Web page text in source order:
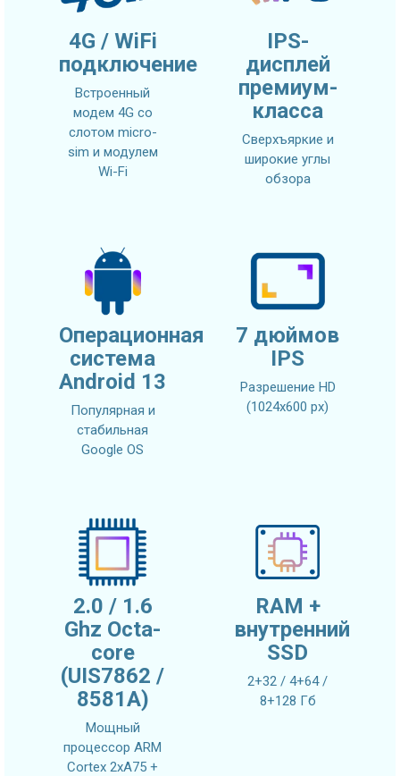
4G / WiFi
подключение
Встроенный
модем 4G со
слотом micro-
sim и модулем
Wi-Fi
IPS-
дисплей
премиум-
класса
Сверхъяркие и
широкие углы
обзора
Операционная
система
Android 13
Популярная и
стабильная
Google OS
7 дюймов
IPS
Разрешение HD
(1024х600 px)
2.0 / 1.6
Ghz Octa-
core
(UIS7862 /
8581A)
Мощный
процессор ARM
Cortex 2xA75 +
RAM +
внутренний
SSD
2+32 / 4+64 /
8+128 Гб